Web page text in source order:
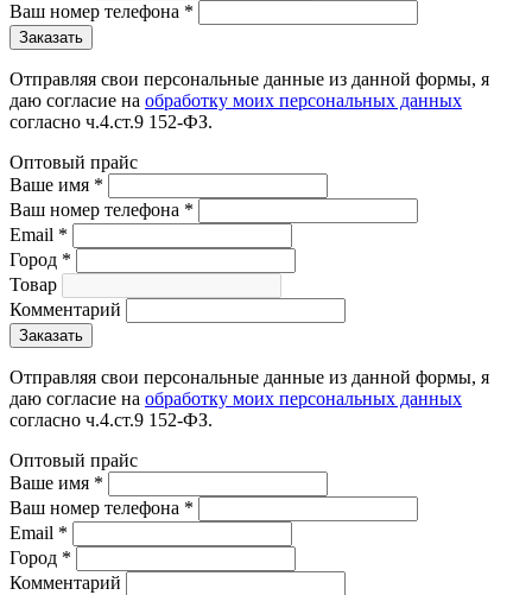
Ваш номер телефона *
Отправляя свои персональные данные из данной формы, я
даю согласие на обработку моих персональных данных
согласно ч.4.ст.9 152-ФЗ.
Оптовый прайс
Ваше имя *
Ваш номер телефона *
Email *
Город *
Товар
Комментарий
Отправляя свои персональные данные из данной формы, я
даю согласие на обработку моих персональных данных
согласно ч.4.ст.9 152-ФЗ.
Оптовый прайс
Ваше имя *
Ваш номер телефона *
Email *
Город *
Комментарий